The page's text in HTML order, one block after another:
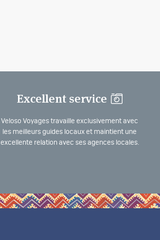
Excellent service
Veloso Voyages travaille exclusivement avec
les meilleurs guides locaux et maintient une
excellente relation avec ses agences locales.